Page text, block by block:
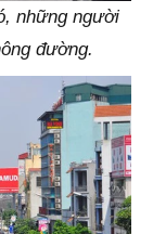
những người
đường.